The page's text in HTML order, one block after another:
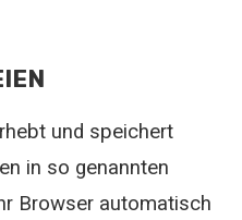
und speichert
in so genannten
Browser automatisch